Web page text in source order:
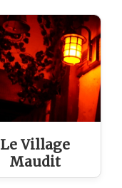
Le Village
Maudit